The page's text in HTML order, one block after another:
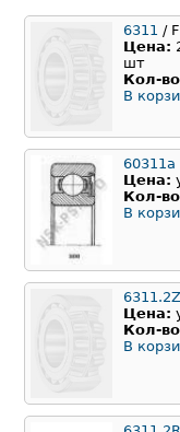
6311 /
Цена:
шт
Кол-
В
60311a
Цена:
Кол-
В
Цена:
Кол-
В